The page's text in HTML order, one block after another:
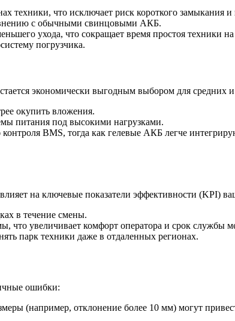
техники, что исключает риск короткого замыкания и
с обычными свинцовыми АКБ.
ухода, что сокращает время простоя техники
погрузчика.
экономически выгодным выбором для средних
окупить вложения.
питания под высокими нагрузками.
BMS, тогда как гелевые АКБ легче
на ключевые показатели эффективности (KPI)
в течение смены.
что увеличивает комфорт оператора и срок службы
парк техники даже в отдаленных регионах.
ошибки:
(например, отклонение более 10 мм) могут